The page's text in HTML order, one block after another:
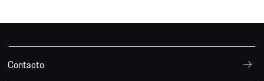
Contacto